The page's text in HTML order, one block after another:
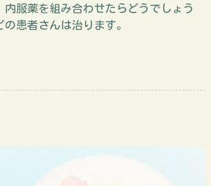
内服薬を組み合わせたらどうでしょう
患者さんは治ります。